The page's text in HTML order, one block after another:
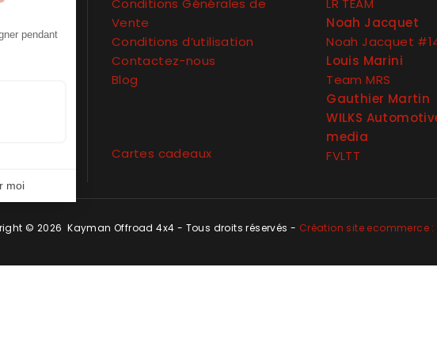
Conditions Générales de
Vente
Conditions d’utilisation
Contactez-nous
Blog
Cartes cadeaux
LR TEAM
Noah Jacquet
Noah Jacquet
Louis Marini
Team MRS
Gauthier Martin
WILKS
media
FVLTT
© 2026 Kayman Offroad 4x4 - Tous droits réservés - Création site ecommerce :